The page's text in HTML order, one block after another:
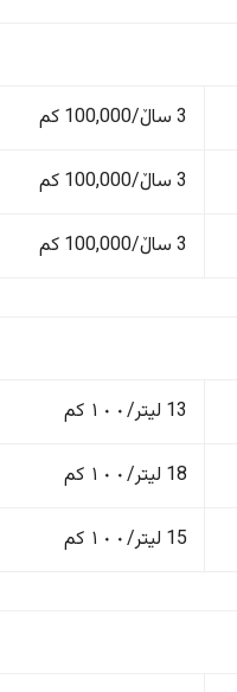
3 ساڵ/100,000 کم
3 ساڵ/100,000 کم
3 ساڵ/100,000 کم
13 لیتر/١٠٠ کم
18 لیتر/١٠٠ کم
15 لیتر/١٠٠ کم